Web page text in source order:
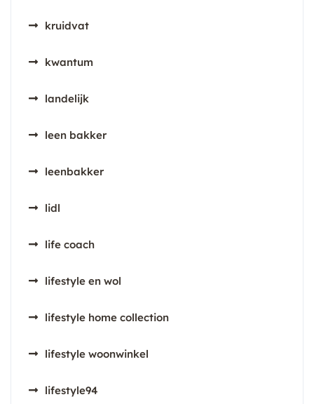
kruidvat
kwantum
landelijk
leen bakker
leenbakker
lidl
life coach
lifestyle en wol
lifestyle home collection
lifestyle woonwinkel
lifestyle94